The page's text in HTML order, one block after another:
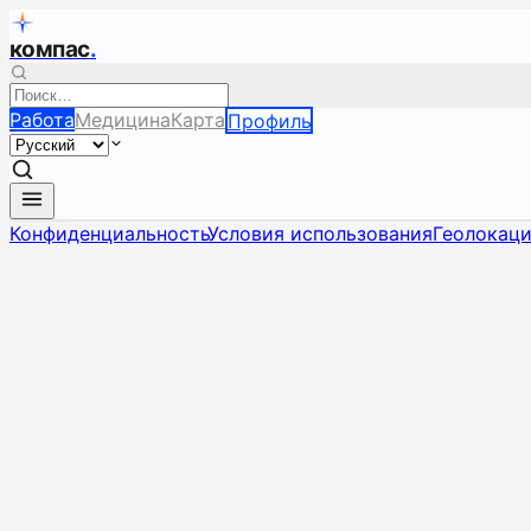
компас.
РаботаМедицинаКарта Профиль
КонфиденциальностьУсловия использования